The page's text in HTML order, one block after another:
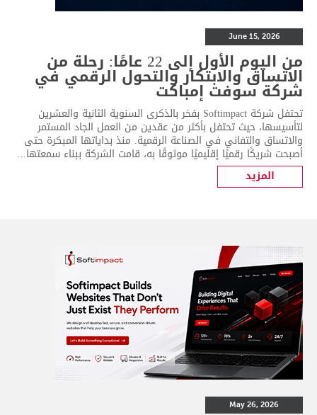
June 15, 2026
من اليوم الأول إلى 22 عامًا: رحلة من
الاتساق والابتكار والتحول الرقمي في
شركة سوفت إمباكت
تحتفل شركة Softimpact بفخر بالذكرى السنوية الثانية والعشرين
لتأسيسها، حيث تحتفل بأكثر من عقدين من العمل الجاد المستمر
والاتساق والتفاني في الصناعة الرقمية. منذ بداياتها المبكرة حتى
أصبحت شريكًا رقميًا إقليميًا موثوقًا به، قامت الشركة ببناء سمعتها...
المزيد
May 26, 2026